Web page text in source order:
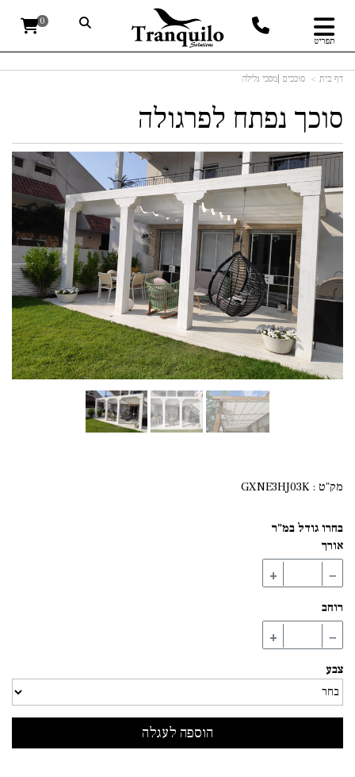
תפריט
0
דף בית סוככים |מסכי גלילה
סוכך נפתח לפרגולה
מק"ט :GXNE3HJ03K
בחרו גודל במ"ר
אורך
−
+
רוחב
−
+
צבע